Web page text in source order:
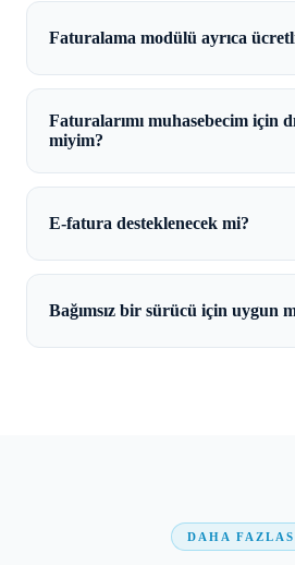
Faturalama modülü ayrıca
Faturalarımı muhasebecim için
miyim?
E-fatura desteklenecek mi?
Bağımsız bir sürücü için uygun
DAHA